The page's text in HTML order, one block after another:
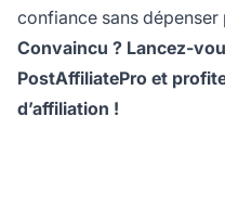
confiance sans dépenser
Convaincu ? Lancez-
PostAffiliatePro et
d’affiliation !